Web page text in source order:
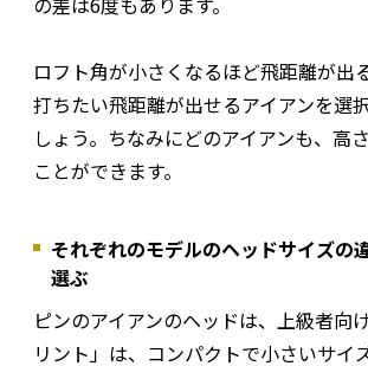
ロフト角が小さくなるほど飛距離が出
打ちたい飛距離が出せるアイアンを選
しょう。ちなみにどのアイアンも、高
ことができます。
それぞれのモデルのヘッドサイズの
選ぶ
ピンのアイアンのヘッドは、上級者向
リント」は、コンパクトで小さいサイ